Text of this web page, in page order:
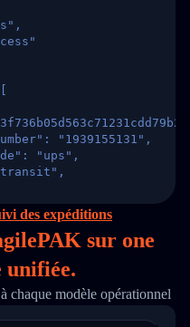
"1939155131",
"ups",
2,
[
03-08 04: 22: 00",
"Departed
des expéditions
sur one
unifiée.
chaque modèle opérationnel